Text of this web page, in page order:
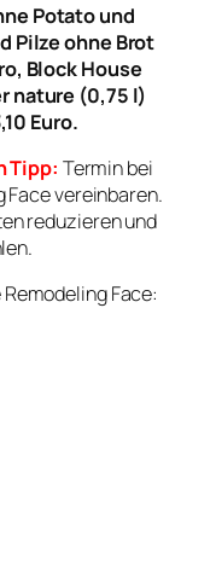
Potato und
Pilze ohne Brot
Block House
nature (0,75 l)
Euro.
Tipp: Termin bei
Face vereinbaren.
reduzieren und
Face: